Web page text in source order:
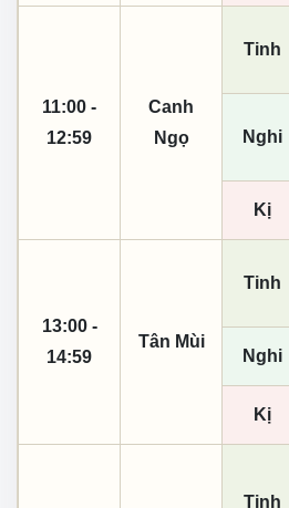
11:00 -
12:59
Canh
Ngọ
Tinh
Nghi
Kị
13:00 -
14:59
Tân Mùi
Tinh
Nghi
Kị
Tinh